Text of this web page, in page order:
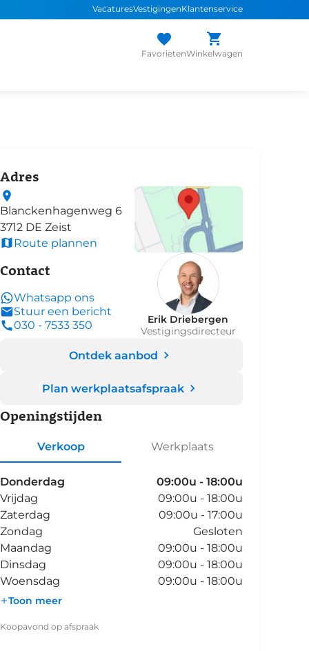
VacaturesVestigingenKlantenservice
FavorietenWinkelwagen
Adres
Blanckenhagenweg 6
3712 DE Zeist
Route plannen
Contact
Whatsapp ons
Stuur een bericht
030 - 7533 350
Erik Driebergen
Vestigingsdirecteur
Ontdek aanbod
Plan werkplaatsafspraak
Openingstijden
Verkoop Werkplaats
Donderdag
09:00u - 18:00u
Vrijdag
09:00u - 18:00u
Zaterdag
09:00u - 17:00u
Zondag
Gesloten
Maandag
09:00u - 18:00u
Dinsdag
09:00u - 18:00u
Woensdag
09:00u - 18:00u
Toon meer
Koopavond op afspraak